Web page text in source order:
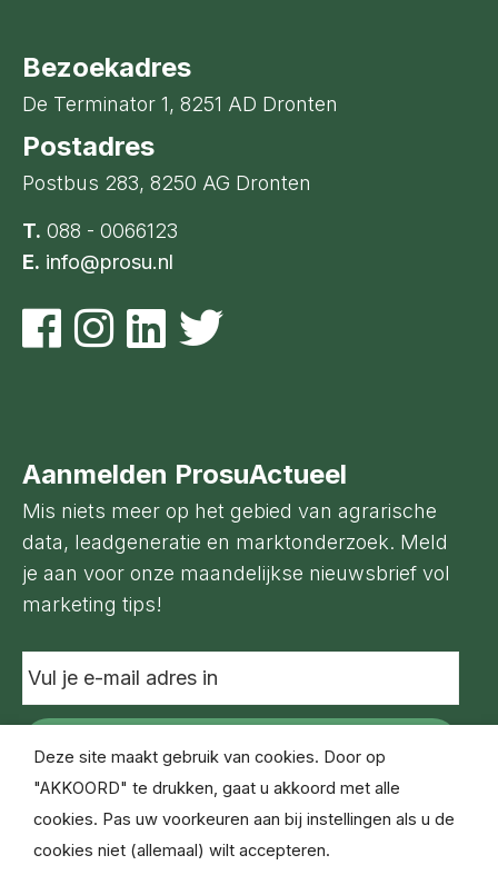
Bezoekadres
De Terminator 1, 8251 AD Dronten
Postadres
Postbus 283, 8250 AG Dronten
T. 088 - 0066123
E. info@prosu.nl
Aanmelden ProsuActueel
Mis niets meer op het gebied van agrarische
data, leadgeneratie en marktonderzoek. Meld
je aan voor onze maandelijkse nieuwsbrief vol
marketing tips!
Vul
je
e-
mail
adres
in
© Copyright Prosu Databased Marketing 2021
Deze site maakt gebruik van cookies. Door op
"AKKOORD" te drukken, gaat u akkoord met alle
cookies. Pas uw voorkeuren aan bij instellingen als u de
cookies niet (allemaal) wilt accepteren.